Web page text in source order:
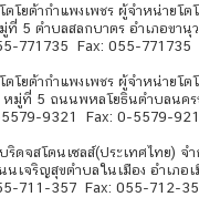
ตโยต้ากำแพงเพชร ผู้จำหน่ายโ
ที่ 5 ตำบลสลกบาตร อำเภอขานุ
771735 Fax: 055-771735
ตโยต้ากำแพงเพชร ผู้จำหน่ายโ
มู่ที่ 5 ถนนพหลโยธินตำบลนคร
9321 Fax: 0-5579-
ริดจสโตนเซลส์(ประเทศไทย) จ
เจริญสุขตำบลในเมือง อำเภอเ
711-357 Fax: 055-712-